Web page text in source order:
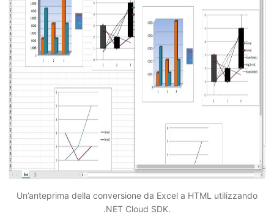
Un’anteprima della conversione da Excel a HTML utilizzando
.NET Cloud SDK.